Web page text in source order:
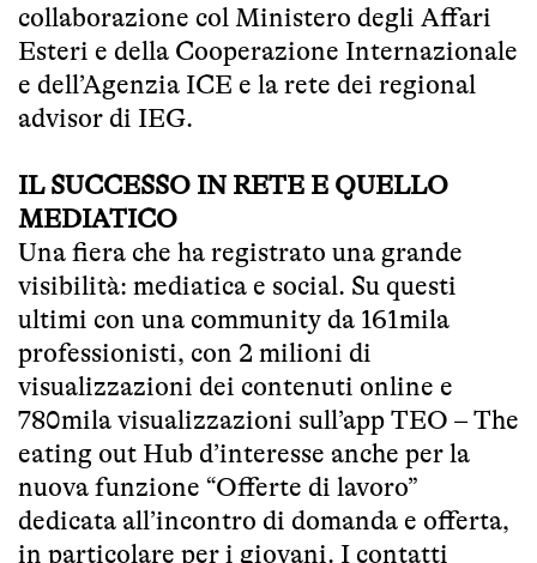
collaborazione col Ministero degli Affari
Esteri e della Cooperazione Internazionale
e dell’Agenzia ICE e la rete dei regional
advisor di IEG.
IL SUCCESSO IN RETE E QUELLO
MEDIATICO
Una fiera che ha registrato una grande
visibilità: mediatica e social. Su questi
ultimi con una community da 161mila
professionisti, con 2 milioni di
visualizzazioni dei contenuti online e
780mila visualizzazioni sull’app TEO – The
eating out Hub d’interesse anche per la
nuova funzione “Offerte di lavoro”
dedicata all’incontro di domanda e offerta,
in particolare per i giovani. I contatti